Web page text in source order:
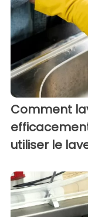
Comment
utiliser le